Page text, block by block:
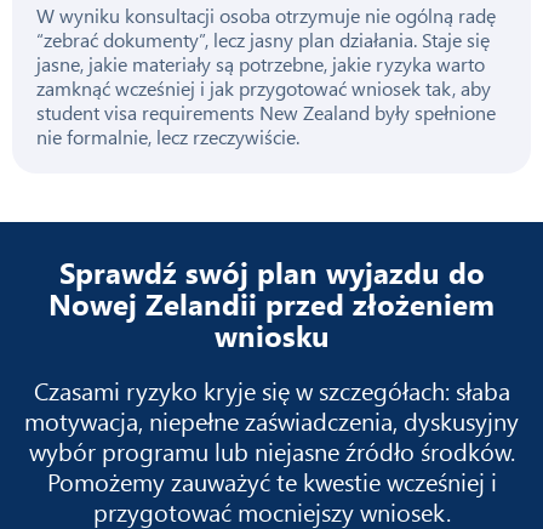
W wyniku konsultacji osoba otrzymuje nie ogólną radę
“zebrać dokumenty”, lecz jasny plan działania. Staje się
jasne, jakie materiały są potrzebne, jakie ryzyka warto
zamknąć wcześniej i jak przygotować wniosek tak, aby
student visa requirements New Zealand były spełnione
nie formalnie, lecz rzeczywiście.
Sprawdź swój plan wyjazdu do
Nowej Zelandii przed złożeniem
wniosku
Czasami ryzyko kryje się w szczegółach: słaba
motywacja, niepełne zaświadczenia, dyskusyjny
wybór programu lub niejasne źródło środków.
Pomożemy zauważyć te kwestie wcześniej i
przygotować mocniejszy wniosek.